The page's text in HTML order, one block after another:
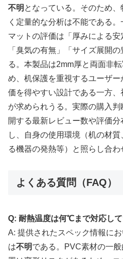
不明 となっている。そのため
く定量的な分析は不能である
マットの評価は「厚みによる安
「臭気の有無」「サイズ展開
る。本製品は2mm厚と両面非
め、机保護を重視するユーザ
価を得やすい設計である一方
が求められうる。実際の購入
開する最新レビュー数や評価
し、自身の使用環境（机の材
る機器の発熱等）と照らし合わ
よくある質問（FAQ）
Q: 耐熱温度は何℃まで対応して
A: 提供されたスペック情報に
は不明である。PVC素材の一